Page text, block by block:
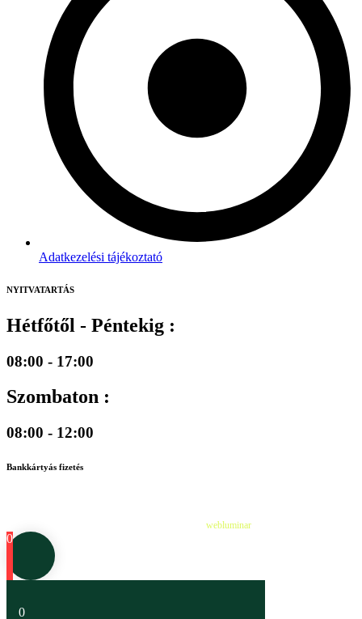
Adatkezelési tájékoztató
NYITVATARTÁS
Hétfőtől - Péntekig :
08:00 - 17:00
Szombaton :
08:00 - 12:00
Bankkártyás fizetés
webluminar
0
0